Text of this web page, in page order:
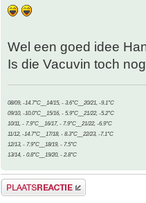
Wel een goed idee
Is die Vacuvin toch
08/09, -14.7°C__14/15, - 3.6°C__20/21, -9.1°C
09/10, -10.0°C__15/16, - 5.9°C__21/22, -5.2°C
10/11, - 7.9°C__16/17, - 7.9°C__21/22, -6.9°C
11/12, -14.7°C__17/18, - 8.3°C__22/23, -7.1°C
12/13, - 7.9°C__18/19, - 7.5°C
13/14, - 0.8°C__19/20, - 2.8°C
Plaats een reactie